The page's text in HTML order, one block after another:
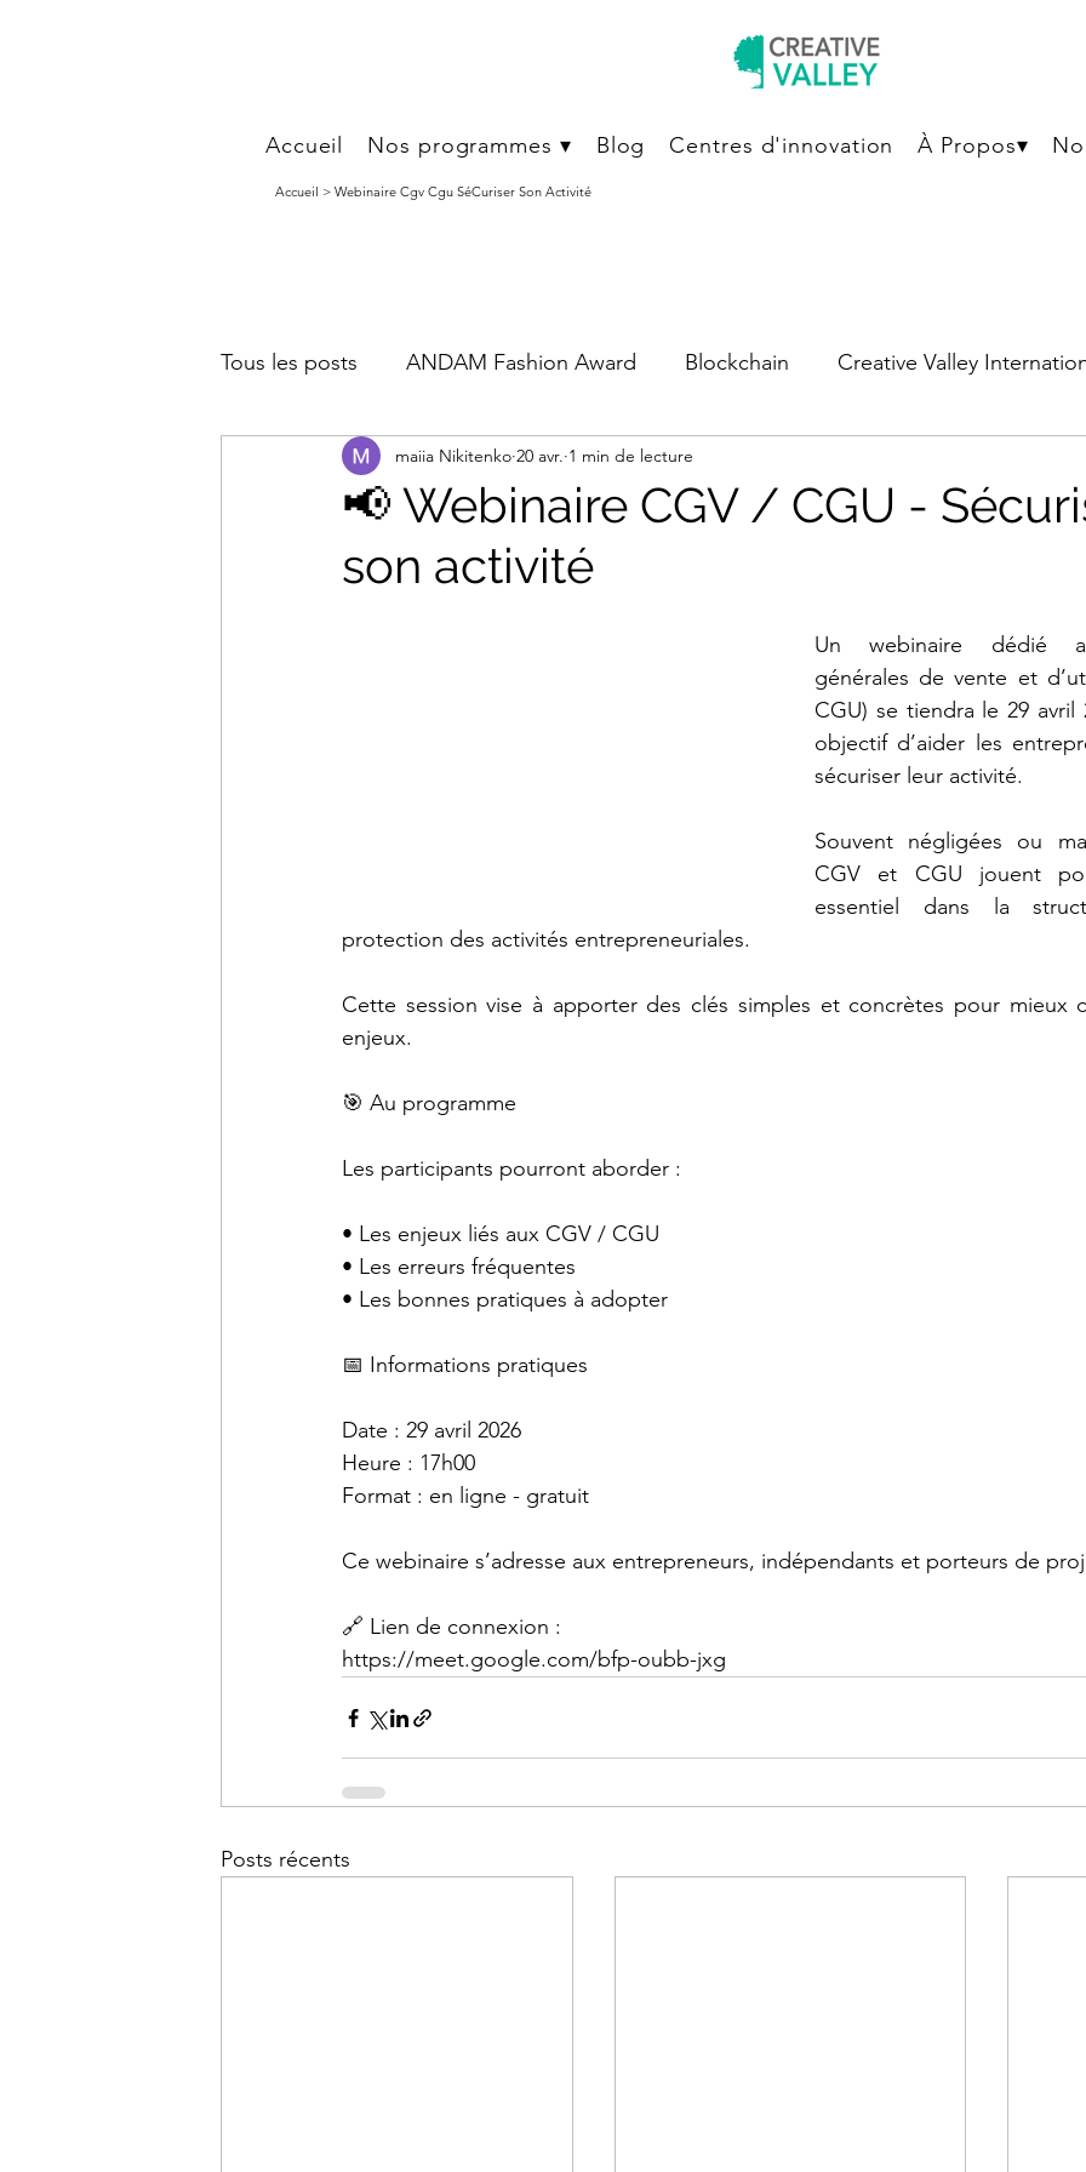
Accueil Nos programmes ▾ Blog Centres d'innovation À Propos▾
Accueil > Webinaire Cgv Cgu SéCuriser Son Activité
Tous les posts ANDAM Fashion Award Blockchain Creative Valley
Marketing Digital & Growth Hacking Mode
Smart Cities Start-up Télétravail & Méthode de travail
📢 Webinaire CGV / CGU -
son activité
maiia Nikitenko 20 avr. 1 min de lecture
Un webinaire dédié
générales de vente et
CGU) se tiendra le 29 avril
objectif d’aider les
sécuriser leur activité.
Souvent négligées ou
CGV et CGU jouent
essentiel dans la
protection des activités entrepreneuriales.
Cette session vise à apporter des clés simples et concrètes pour mieux
enjeux.
🎯 Au programme
Les participants pourront aborder :
• Les enjeux liés aux CGV / CGU
• Les erreurs fréquentes
• Les bonnes pratiques à adopter
📅 Informations pratiques
Date : 29 avril 2026
Heure : 17h00
Format : en ligne - gratuit
Ce webinaire s’adresse aux entrepreneurs, indépendants et porteurs de
🔗 Lien de connexion :
https://meet.google.com/bfp-oubb-jxg
Posts récents